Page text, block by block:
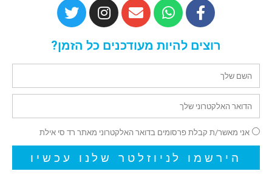
רוצים להיות מעודכנים כל הזמן?
אני מאשר/ת קבלת פרסומים בדואר האלקטרוני מאתר רד סי אילת
הירשמו לניוזלטר שלנו עכשיו